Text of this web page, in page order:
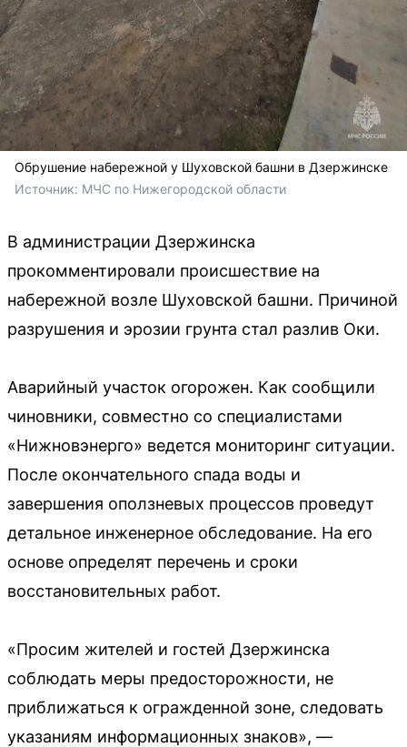
Обрушение набережной у Шуховской башни в Дзержинске
Источник: МЧС по Нижегородской области
В администрации Дзержинска
прокомментировали происшествие на
набережной возле Шуховской башни. Причиной
разрушения и эрозии грунта стал разлив Оки.
Аварийный участок огорожен. Как сообщили
чиновники, совместно со специалистами
«Нижновэнерго» ведется мониторинг ситуации.
После окончательного спада воды и
завершения оползневых процессов проведут
детальное инженерное обследование. На его
основе определят перечень и сроки
восстановительных работ.
«Просим жителей и гостей Дзержинска
соблюдать меры предосторожности, не
приближаться к огражденной зоне, следовать
указаниям информационных знаков», —